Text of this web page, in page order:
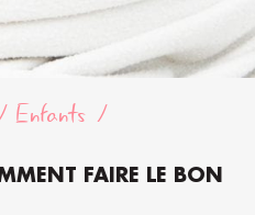
Enfants
FAIRE LE BON